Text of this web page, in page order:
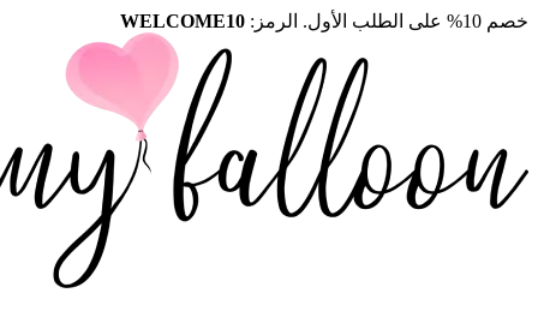
خصم 10% على الطلب الأول. الرمز: WELCOME10